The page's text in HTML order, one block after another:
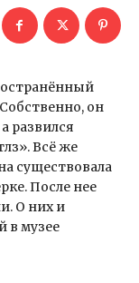
он
развился
Всё же
существовала
После нее
О них и
в музее